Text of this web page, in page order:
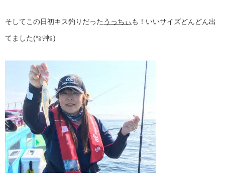
そしてこの日初キス釣りだった うっちぃも！いいサイズどんどん出
てました(*≧艸≦)